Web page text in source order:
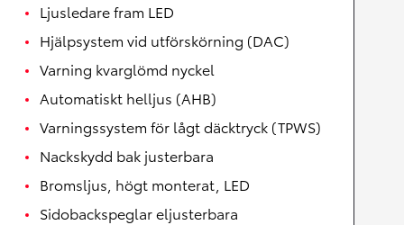
Ljusledare fram LED
Hjälpsystem vid utförskörning (DAC)
Varning kvarglömd nyckel
Automatiskt helljus (AHB)
Varningssystem för lågt däcktryck (TPWS)
Nackskydd bak justerbara
Bromsljus, högt monterat, LED
Sidobackspeglar eljusterbara